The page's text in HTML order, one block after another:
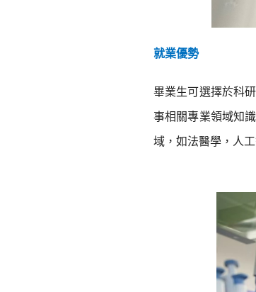
就業優勢
畢業生可選擇於科
事相關專業領域知
域，如法醫學，人